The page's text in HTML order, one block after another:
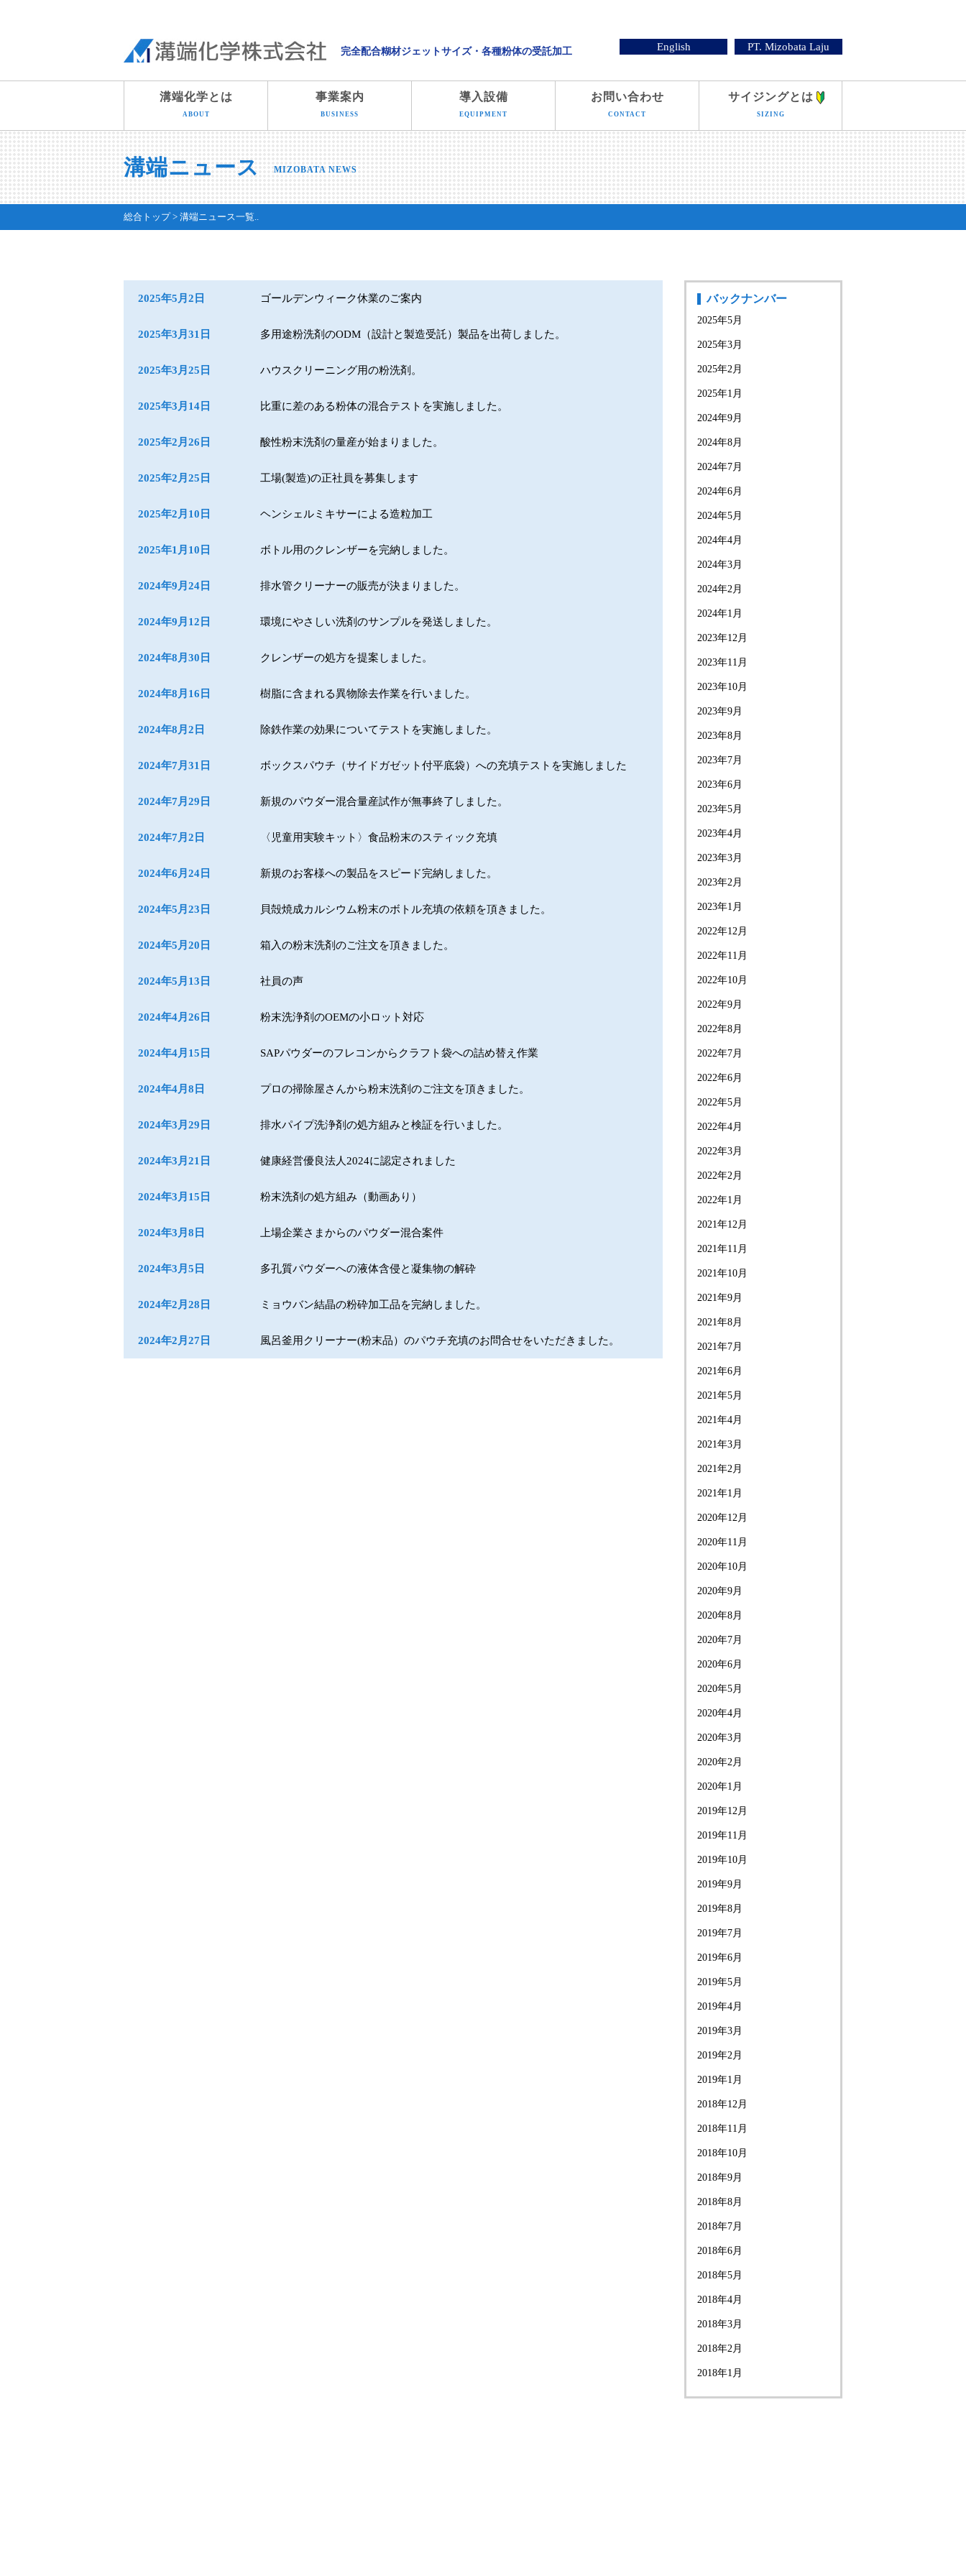
溝端化学株式会社
完全配合糊材ジェットサイズ・各種粉体の受託加工 PT. Mizobata Laju
English
溝端化学とは
ABOUT
事業案内
BUSINESS
導入設備
EQUIPMENT
お問い合わせ
CONTACT
サイジングとは
SIZING
溝端ニュース MIZOBATA NEWS
総合トップ 溝端ニュース一覧..
2025年5月2日 ゴールデンウィーク休業のご案内
2025年3月31日 多用途粉洗剤のODM（設計と製造受託）製品を出荷しました。
2025年3月25日 ハウスクリーニング用の粉洗剤。
2025年3月14日 比重に差のある粉体の混合テストを実施しました。
2025年2月26日 酸性粉末洗剤の量産が始まりました。
2025年2月25日 工場(製造)の正社員を募集します
2025年2月10日 ヘンシェルミキサーによる造粒加工
2025年1月10日 ボトル用のクレンザーを完納しました。
2024年9月24日 排水管クリーナーの販売が決まりました。
2024年9月12日 環境にやさしい洗剤のサンプルを発送しました。
2024年8月30日 クレンザーの処方を提案しました。
2024年8月16日 樹脂に含まれる異物除去作業を行いました。
2024年8月2日 除鉄作業の効果についてテストを実施しました。
2024年7月31日 ボックスパウチ（サイドガゼット付平底袋）への充填テストを実施しました
2024年7月29日 新規のパウダー混合量産試作が無事終了しました。
2024年7月2日 〈児童用実験キット〉食品粉末のスティック充填
2024年6月24日 新規のお客様への製品をスピード完納しました。
2024年5月23日 貝殻焼成カルシウム粉末のボトル充填の依頼を頂きました。
2024年5月20日 箱入の粉末洗剤のご注文を頂きました。
2024年5月13日 社員の声
2024年4月26日 粉末洗浄剤のOEMの小ロット対応
2024年4月15日 SAPパウダーのフレコンからクラフト袋への詰め替え作業
2024年4月8日 プロの掃除屋さんから粉末洗剤のご注文を頂きました。
2024年3月29日 排水パイプ洗浄剤の処方組みと検証を行いました。
2024年3月21日 健康経営優良法人2024に認定されました
2024年3月15日 粉末洗剤の処方組み（動画あり）
2024年3月8日 上場企業さまからのパウダー混合案件
2024年3月5日 多孔質パウダーへの液体含侵と凝集物の解砕
2024年2月28日 ミョウバン結晶の粉砕加工品を完納しました。
2024年2月27日 風呂釜用クリーナー(粉末品）のパウチ充填のお問合せをいただきました。
バックナンバー
2025年5月
2025年3月
2025年2月
2025年1月
2024年9月
2024年8月
2024年7月
2024年6月
2024年5月
2024年4月
2024年3月
2024年2月
2024年1月
2023年12月
2023年11月
2023年10月
2023年9月
2023年8月
2023年7月
2023年6月
2023年5月
2023年4月
2023年3月
2023年2月
2023年1月
2022年12月
2022年11月
2022年10月
2022年9月
2022年8月
2022年7月
2022年6月
2022年5月
2022年4月
2022年3月
2022年2月
2022年1月
2021年12月
2021年11月
2021年10月
2021年9月
2021年8月
2021年7月
2021年6月
2021年5月
2021年4月
2021年3月
2021年2月
2021年1月
2020年12月
2020年11月
2020年10月
2020年9月
2020年8月
2020年7月
2020年6月
2020年5月
2020年4月
2020年3月
2020年2月
2020年1月
2019年12月
2019年11月
2019年10月
2019年9月
2019年8月
2019年7月
2019年6月
2019年5月
2019年4月
2019年3月
2019年2月
2019年1月
2018年12月
2018年11月
2018年10月
2018年9月
2018年8月
2018年7月
2018年6月
2018年5月
2018年4月
2018年3月
2018年2月
2018年1月